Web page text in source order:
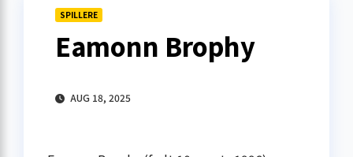
SPILLERE
Eamonn Brophy
AUG 18, 2025